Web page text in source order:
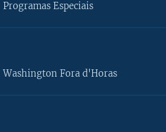
Programas Especiais
Washington Fora d'Horas